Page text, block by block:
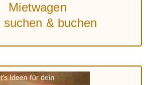
Mietwagen
suchen & buchen